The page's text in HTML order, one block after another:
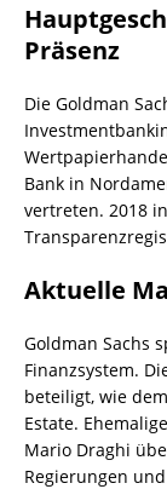
Präsenz
Die Goldman
Bank in
vertreten. 2018
Aktuelle
Goldman Sachs
Finanzsystem.
beteiligt, wie
Estate.
Mario Draghi
Regierungen